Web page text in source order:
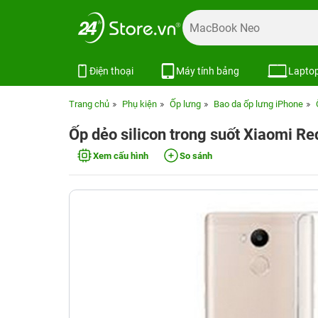
Điện thoại Máy tính bảng
Trang chủ Phụ kiện Ốp lưng Bao da ốp lưng iPhone
Ốp dẻo silicon trong suốt Xiaomi
Xem cấu hình So sánh